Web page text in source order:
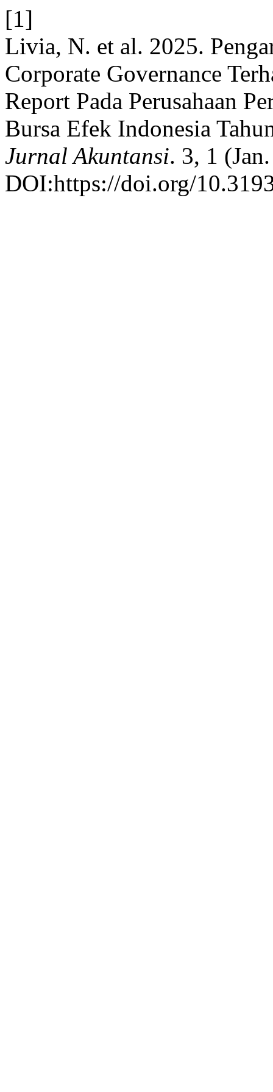
[1]
Livia, N. et al. 2025.
Corporate Governance
Report Pada Perusahaan
Bursa Efek Indonesia
Jurnal Akuntansi. 3, 1
DOI:https://doi.org/